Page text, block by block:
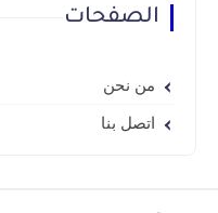
الصفحات
من نحن
اتصل بنا